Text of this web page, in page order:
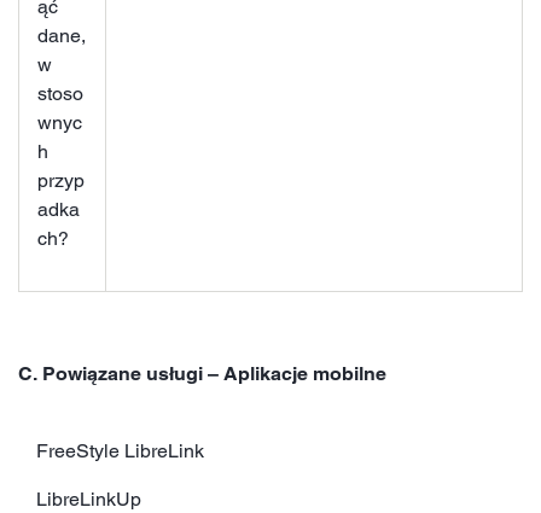
ąć
dane,
w
stoso
wnyc
h
przyp
adka
ch?
C. Powiązane usługi – Aplikacje mobilne
FreeStyle LibreLink
LibreLinkUp